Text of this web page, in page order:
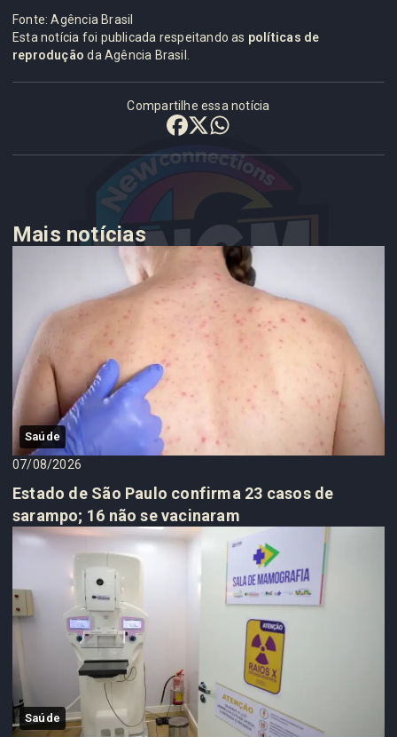
Fonte: Agência Brasil
Esta notícia foi publicada respeitando as políticas de
reprodução da Agência Brasil.
Compartilhe essa notícia
Mais notícias
Saúde
07/08/2026
Estado de São Paulo confirma 23 casos de
sarampo; 16 não se vacinaram
Saúde